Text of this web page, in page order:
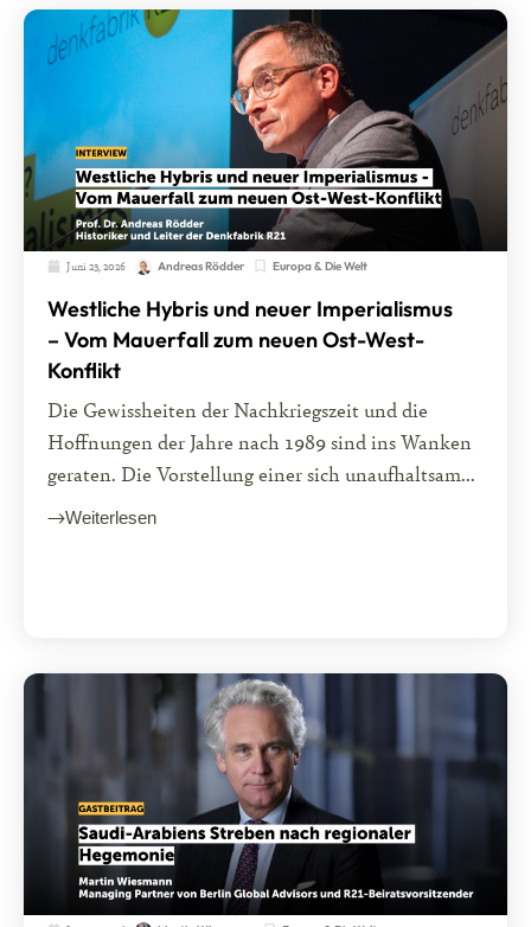
Juni 23, 2026 Andreas Rödder Europa & Die Welt
Westliche Hybris und neuer Imperialismus
– Vom Mauerfall zum neuen Ost-West-
Konflikt
Die Gewissheiten der Nachkriegszeit und die
Hoffnungen der Jahre nach 1989 sind ins Wanken
geraten. Die Vorstellung einer sich unaufhaltsam...
Weiterlesen